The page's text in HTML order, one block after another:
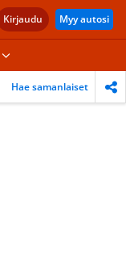
Kirjaudu Myy autosi
Hae samanlaiset